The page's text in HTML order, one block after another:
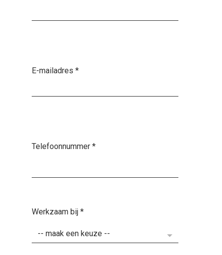
E-mailadres *
Telefoonnummer *
Werkzaam bij *